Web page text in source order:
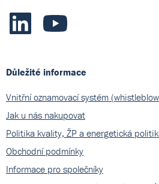
Důležité informace
Vnitřní oznamovací systém
Jak u nás nakupovat
Politika kvality, ŽP a energetická
Obchodní podmínky
Informace pro společníky